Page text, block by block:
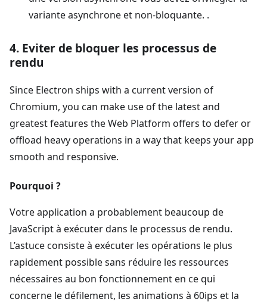
variante asynchrone et non-bloquante. .
4. Eviter de bloquer les processus de
rendu
Since Electron ships with a current version of
Chromium, you can make use of the latest and
greatest features the Web Platform offers to defer or
offload heavy operations in a way that keeps your app
smooth and responsive.
Pourquoi ?
Votre application a probablement beaucoup de
JavaScript à exécuter dans le processus de rendu.
L’astuce consiste à exécuter les opérations le plus
rapidement possible sans réduire les ressources
nécessaires au bon fonctionnement en ce qui
concerne le défilement, les animations à 60ips et la